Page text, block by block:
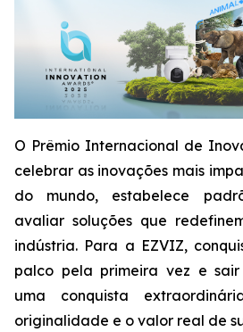
O Prêmio Internacional de
celebrar as inovações mais
do mundo, estabelece
avaliar soluções que
indústria. Para a EZVIZ,
palco pela primeira vez e
uma conquista
originalidade e o valor real de